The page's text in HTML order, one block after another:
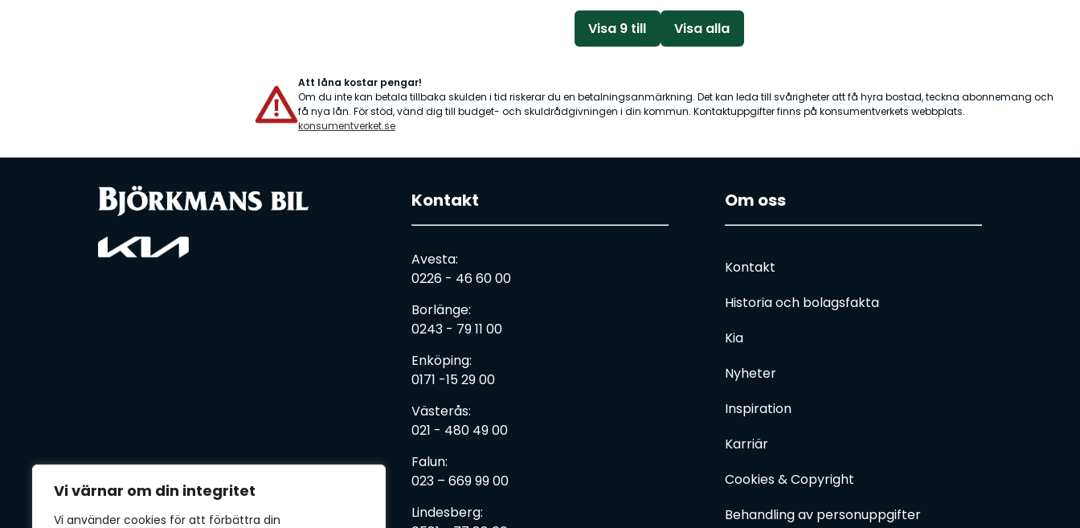
Vi värnar om din integritet
Vi använder cookies för att förbättra din
Visa 9 till Visa alla
Att låna kostar pengar!
Om du inte kan betala tillbaka skulden i tid riskerar du en betalningsanmärkning. Det kan leda till svårigheter att få hyra bostad, teckna abonnemang och
få nya lån. För stöd, vänd dig till budget- och skuldrådgivningen i din kommun. Kontaktuppgifter finns på konsumentverkets webbplats.
konsumentverket.se
Kontakt
Avesta:
0226 - 46 60 00
Borlänge:
0243 - 79 11 00
Enköping:
0171 -15 29 00
Västerås:
021 - 480 49 00
Falun:
023 – 669 99 00
Lindesberg:
Om oss
Kontakt
Historia och bolagsfakta
Kia
Nyheter
Inspiration
Karriär
Cookies & Copyright
Behandling av personuppgifter